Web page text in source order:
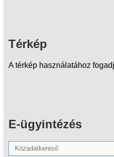
Térkép
A térkép használatához
E-ügyintézés